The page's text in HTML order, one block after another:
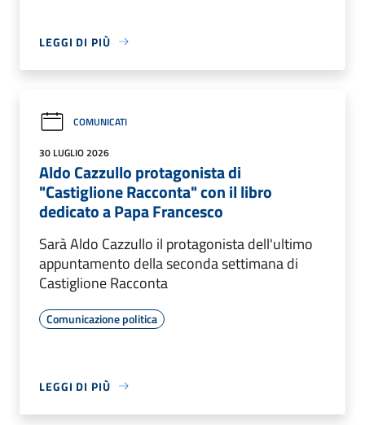
LEGGI DI PIÙ
COMUNICATI
30 LUGLIO 2026
Aldo Cazzullo protagonista di
"Castiglione Racconta" con il libro
dedicato a Papa Francesco
Sarà Aldo Cazzullo il protagonista dell'ultimo
appuntamento della seconda settimana di
Castiglione Racconta
Comunicazione politica
LEGGI DI PIÙ